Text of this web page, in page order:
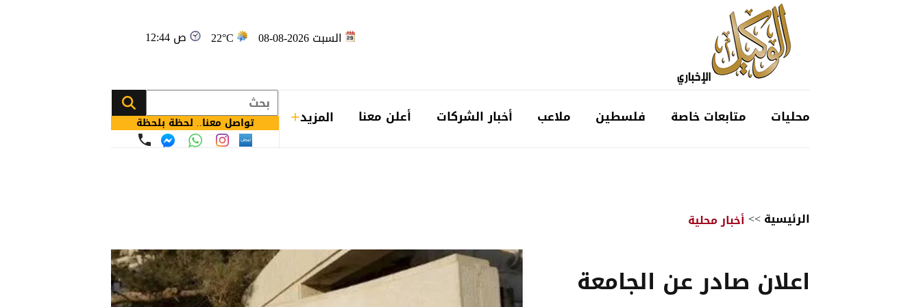
السبت 2026-08-08 22°C 12:44 ص
محليات متابعات خاصة فلسطين ملاعب أخبار الشركات أعلن معنا المزيد تواصل معنا.. لحظة بلحظة
الرئيسية>>أخبار محلية
اعلان صادر عن الجامعة